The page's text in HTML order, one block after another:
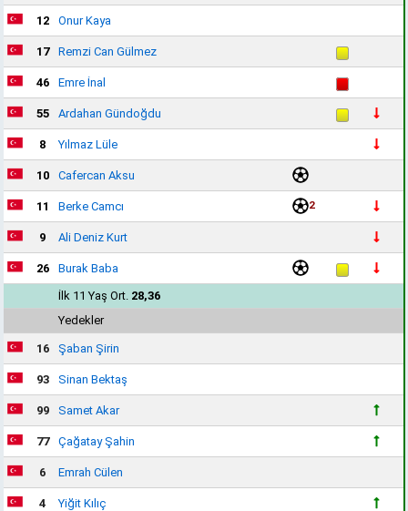
12 Onur Kaya
17 Remzi Can Gülmez
46 Emre İnal
55 Ardahan Gündoğdu
8 Yılmaz Lüle
10 Cafercan Aksu
11 Berke Camcı 2
9 Ali Deniz Kurt
26
Burak Baba
İlk 11 Yaş Ort. 28,36
Yedekler
16 Şaban Şirin
93 Sinan Bektaş
99 Samet Akar
77 Çağatay Şahin
6 Emrah Cülen
4 Yiğit Kılıç